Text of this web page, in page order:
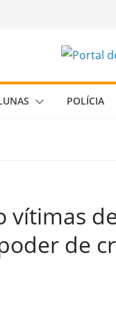
POLÍCIA
vítimas
de